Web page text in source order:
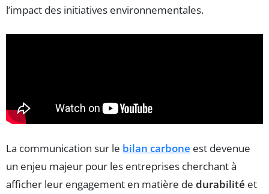
l’impact des initiatives environnementales.
La communication sur le bilan carbone est devenue
un enjeu majeur pour les entreprises cherchant à
afficher leur engagement en matière de durabilité et